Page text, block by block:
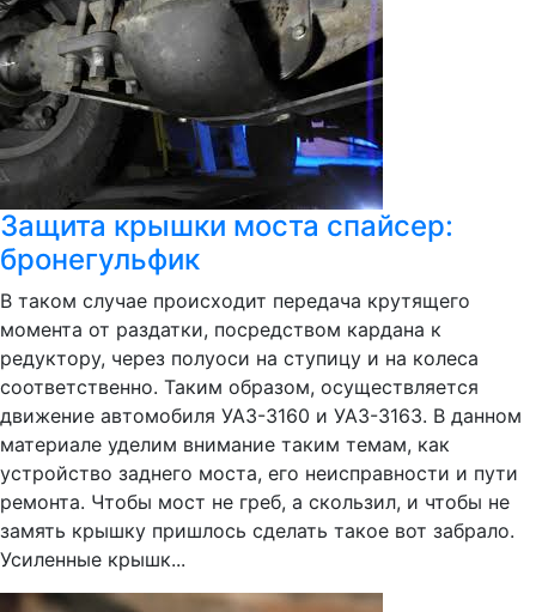
Защита крышки моста спайсер:
бронегульфик
В таком случае происходит передача крутящего
момента от раздатки, посредством кардана к
редуктору, через полуоси на ступицу и на колеса
соответственно. Таким образом, осуществляется
движение автомобиля УАЗ-3160 и УАЗ-3163. В данном
материале уделим внимание таким темам, как
устройство заднего моста, его неисправности и пути
ремонта. Чтобы мост не греб, а скользил, и чтобы не
замять крышку пришлось сделать такое вот забрало.
Усиленные крышк...